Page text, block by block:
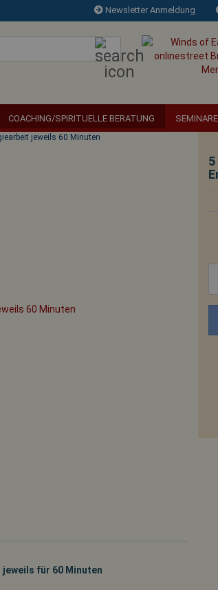
Newsletter Anmeldung
Suche...
COACHING/SPIRITUELLE BERATUNG
jeweils 60 Minuten
für 60 Minuten